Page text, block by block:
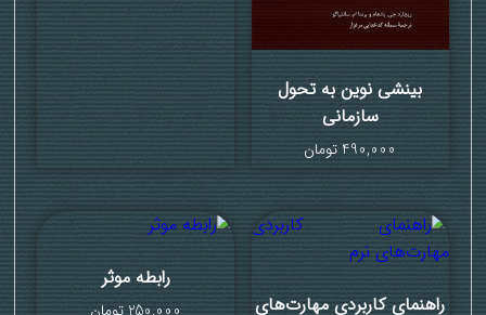
بینشی نوین به تحول
سازمانی
490,000 تومان
راهنمای کاربردی مهارت‌های
رابطه موثر